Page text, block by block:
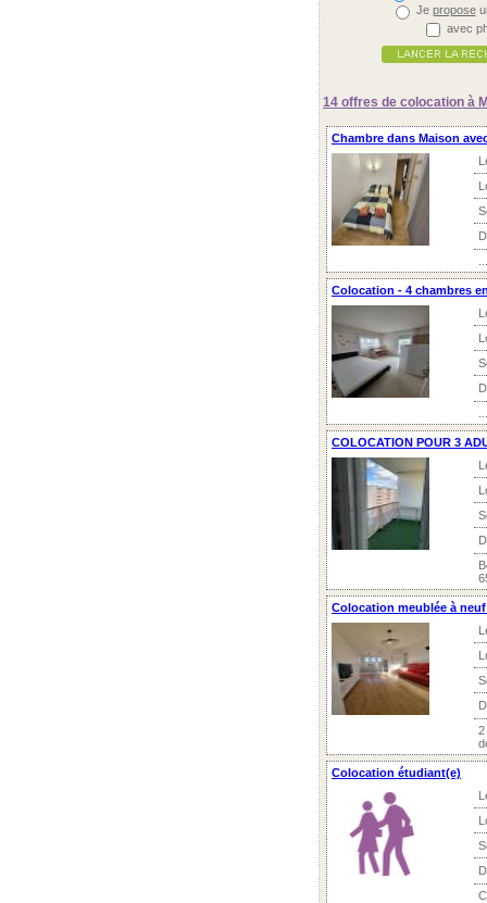
Je propose
avec
14 offres de colocation à
Chambre dans Maison
Colocation - 4 chambres
COLOCATION POUR 3
Colocation meublée à
2
Colocation étudiant(e)